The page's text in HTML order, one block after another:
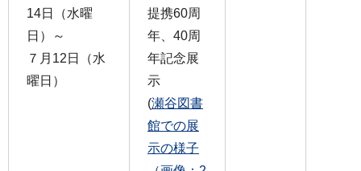
14日（水曜
日）～
７月12日（水
曜日）
提携60周
年、40周
年記念展
示
(瀬谷図書
館での展
示の様子